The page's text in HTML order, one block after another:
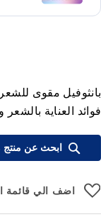
فوائد العناية
ابحث عن منتج
اضف الي قائمة